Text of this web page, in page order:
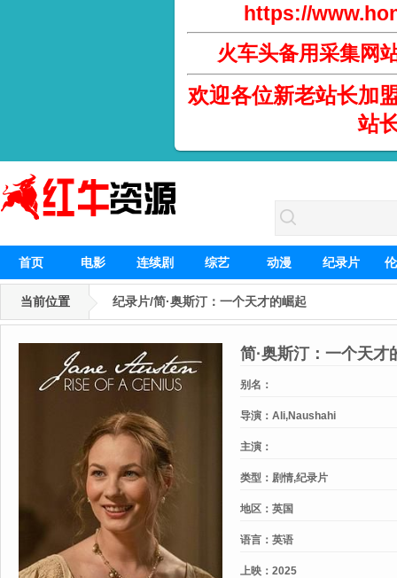
https://
火车头备用采集网
欢迎各位新老站长加
站
首页 电影 连续剧 综艺 动漫 纪录片
当前位置 纪录片/简·奥斯汀：一个天才的崛起
简·奥斯汀：一个天才
别名：
导演： Ali,Naushahi
主演：
类型： 剧情,纪录片
地区： 英国
语言： 英语
上映： 2025